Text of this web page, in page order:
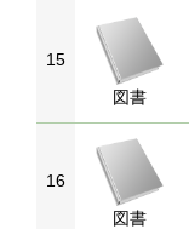
15
図書
16
図書